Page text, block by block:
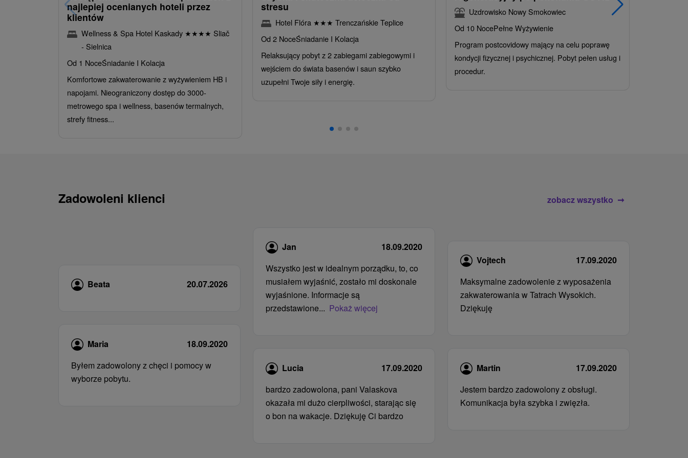
najlepiej ocenianych hoteli przez
klientów
Wellness & Spa Hotel Kaskady ★★★★ Sliač
- Sielnica
Od 1 NoceŚniadanie I Kolacja
Komfortowe zakwaterowanie z wyżywieniem HB i
napojami. Nieograniczony dostęp do 3000-
metrowego spa i wellness, basenów termalnych,
strefy fitness...
stresu
Hotel Flóra ★★★ Trenczańskie Teplice
Od 2 NoceŚniadanie I Kolacja
Relaksujący pobyt z 2 zabiegami zabiegowymi i
wejściem do świata basenów i saun szybko
uzupełni Twoje siły i energię.
Uzdrowisko Nowy Smokowiec
Od 10 NocePełne Wyżywienie
Program postcovidowy mający na celu poprawę
kondycji fizycznej i psychicznej. Pobyt pełen usług i
procedur.
Zadowoleni klienci zobacz wszystko
Beata 20.07.2026
Maria
18.09.2020
Byłem zadowolony z chęci i pomocy w
wyborze pobytu.
Jan
18.09.2020
Wszystko jest w idealnym porządku, to, co
musiałem wyjaśnić, zostało mi doskonale
wyjaśnione. Informacje są
przedstawione... Pokaż więcej
Lucia
17.09.2020
bardzo zadowolona, ​​pani Valaskova
okazała mi dużo cierpliwości, starając się
o bon na wakacje. Dziękuję Ci bardzo
Vojtech
17.09.2020
Maksymalne zadowolenie z wyposażenia
zakwaterowania w Tatrach Wysokich.
Dziękuję
Martin
17.09.2020
Jestem bardzo zadowolony z obsługi.
Komunikacja była szybka i zwięzła.